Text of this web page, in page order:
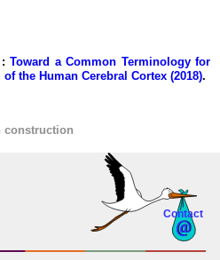
Toward a Common Terminology for
the Human Cerebral Cortex (2018).
construction
Contact